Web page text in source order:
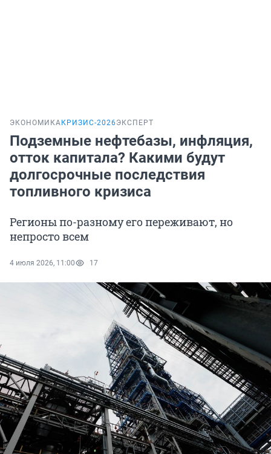
ЭКОНОМИКА КРИЗИС-2026ЭКСПЕРТ
Подземные нефтебазы, инфляция,
отток капитала? Какими будут
долгосрочные последствия
топливного кризиса
Регионы по-разному его переживают, но
непросто всем
4 июля 2026, 11:00 17